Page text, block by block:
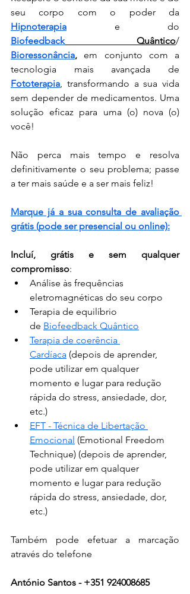
Hipnoterapia
Biofeedback Quântico
Bioressonância, em conjunto com a
Fototerapia, transformando a sua vida
sem depender de medicamentos. Uma
solução eficaz para uma (o) nova (o)
você!
Não perca mais tempo e resolva
definitivamente o seu problema; passe
a ter mais saúde e a ser mais feliz!
Marque já a sua consulta de avaliação
grátis (pode ser presencial ou online):
Incluí, grátis e sem qualquer
compromisso:
Análise às frequências
eletromagnéticas do seu corpo
Terapia de equilíbrio
de Biofeedback Quântico
Terapia de coerência
Cardíaca (depois de aprender,
pode utilizar em qualquer
momento e lugar para redução
rápida do stress, ansiedade, dor,
etc.)
EFT - Técnica de Libertação
Emocional (Emotional Freedom
Technique) (depois de aprender,
pode utilizar em qualquer
momento e lugar para redução
rápida do stress, ansiedade, dor,
etc.)
Também pode efetuar a marcação
através do telefone
António Santos - +351 924008685